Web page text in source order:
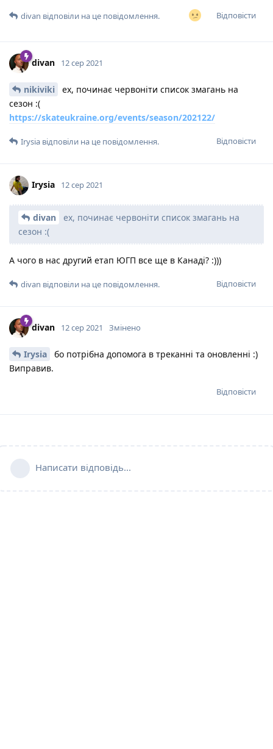
Відповісти
divan відповіли на це повідомлення.
divan 12 сер 2021
nikiviki
ех, починає червоніти список змагань на
сезон :(
https://skateukraine.org/events/season/202122/
Відповісти
Irysia відповіли на це повідомлення.
Irysia 12 сер 2021
divan
ех, починає червоніти список змагань на
сезон :(
А чого в нас другий етап ЮГП все ще в Канаді? :)))
Відповісти
divan відповіли на це повідомлення.
divan 12 сер 2021 Змінено
Irysia
бо потрібна допомога в треканні та оновленні :)
Виправив.
Відповісти
Написати відповідь...